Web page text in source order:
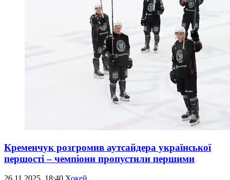
Кременчук розгромив аутсайдера української
першості – чемпіони пропустили першими